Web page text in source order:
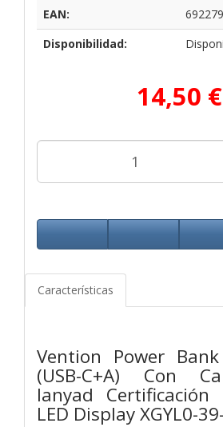
EAN:
Disponibilidad:
14,50 €
Características
Vention Power
(USB-C+A) Con
lanyad Certificación
LED Display XGYL0-